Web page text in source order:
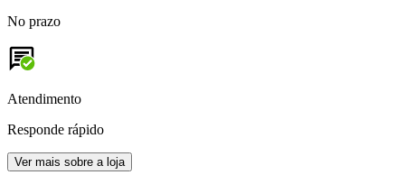
No prazo
Atendimento
Responde rápido
Ver mais sobre a loja